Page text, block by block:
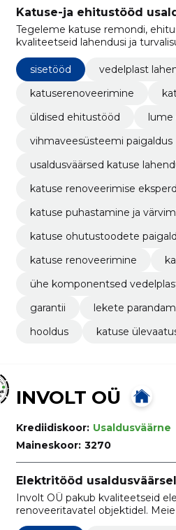
Katuse-ja ehitustööd
Tegeleme katuse remondi,
kvaliteetseid lahendusi ja
sisetööd vedelplast
katuserenoveerimine
üldised ehitustööd
lume
vihmaveesüsteemi paigaldus
usaldusväärsed katuse
katuse renoveerimise
katuse puhastamine ja
katuse ohutustoodete
katuse renoveerimine
ühe komponentsed
garantii
lekete
hooldus
katuse
INVOLT OÜ
Krediidiskoor: Usaldusväärne
Maineskoor: 3270
Elektritööd
Involt OÜ pakub kvaliteetseid
renoveeritavatel objektidel.
usaldusväärne teenus alates